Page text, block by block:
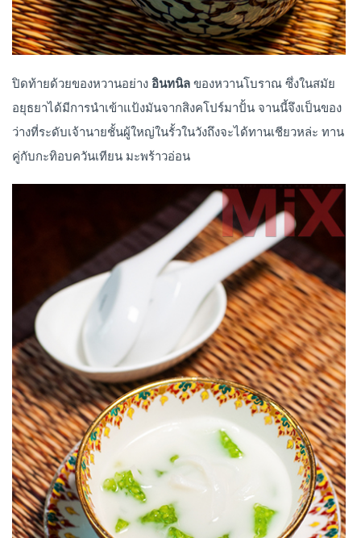
ปิดท้ายด้วยของหวานอย่าง อินทนิล ของหวานโบราณ ซึ่งในสมัย
อยุธยาได้มีการนำเข้าแป้งมันจากสิงคโปร์มาปั้น จานนี้จึงเป็นของ
ว่างที่ระดับเจ้านายชั้นผู้ใหญ่ในรั้วในวังถึงจะได้ทานเชียวหล่ะ ทาน
คู่กับกะทิอบควันเทียน มะพร้าวอ่อน